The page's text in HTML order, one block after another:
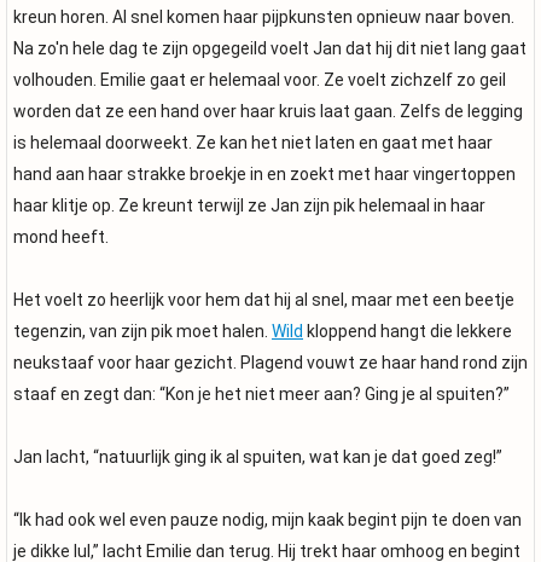
kreun horen. Al snel komen haar pijpkunsten opnieuw naar boven.
Na zo'n hele dag te zijn opgegeild voelt Jan dat hij dit niet lang gaat
volhouden. Emilie gaat er helemaal voor. Ze voelt zichzelf zo geil
worden dat ze een hand over haar kruis laat gaan. Zelfs de legging
is helemaal doorweekt. Ze kan het niet laten en gaat met haar
hand aan haar strakke broekje in en zoekt met haar vingertoppen
haar klitje op. Ze kreunt terwijl ze Jan zijn pik helemaal in haar
mond heeft.
Het voelt zo heerlijk voor hem dat hij al snel, maar met een beetje
tegenzin, van zijn pik moet halen. Wild kloppend hangt die lekkere
neukstaaf voor haar gezicht. Plagend vouwt ze haar hand rond zijn
staaf en zegt dan: “Kon je het niet meer aan? Ging je al spuiten?”
Jan lacht, “natuurlijk ging ik al spuiten, wat kan je dat goed zeg!”
“Ik had ook wel even pauze nodig, mijn kaak begint pijn te doen van
je dikke lul,” lacht Emilie dan terug. Hij trekt haar omhoog en begint